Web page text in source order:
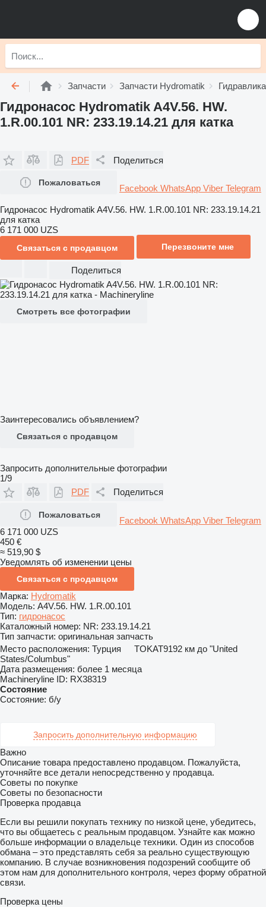
Запчасти Запчасти Hydromatik
Гидронасос Hydromatik A4V.56. HW.
1.R.00.101 NR: 233.19.14.21 для катка
PDF Поделиться
Пожаловаться
Facebook WhatsApp Viber Telegram
Гидронасос Hydromatik A4V.56. HW. 1.R.00.101 NR: 233.19.14.21
для катка
6 171 000 UZS
Связаться с продавцом Перезвоните мне
Поделиться
Смотреть все фотографии
Заинтересовались объявлением?
Связаться с продавцом
Запросить дополнительные фотографии
1/9
PDF
Поделиться
Пожаловаться
Facebook WhatsApp Viber Telegram
6 171 000 UZS
450 €
≈ 519,90 $
Уведомлять об изменении цены
Связаться с продавцом
Марка: Hydromatik
Модель: A4V.56. HW. 1.R.00.101
Тип: гидронасос
Каталожный номер: NR: 233.19.14.21
Тип запчасти: оригинальная запчасть
Место расположения: Турция TOKAT9192 км до "United
States/Columbus"
Дата размещения: более 1 месяца
Machineryline ID: RX38319
Состояние
Состояние: б/у
Запросить дополнительную информацию
Важно
Описание товара предоставлено продавцом. Пожалуйста,
уточняйте все детали непосредственно у продавца.
Советы по покупке
Советы по безопасности
Проверка продавца
Если вы решили покупать технику по низкой цене, убедитесь,
что вы общаетесь с реальным продавцом. Узнайте как можно
больше информации о владельце техники. Один из способов
обмана – это представлять себя за реально существующую
компанию. В случае возникновения подозрений сообщите об
этом нам для дополнительного контроля, через форму обратной
связи.
Проверка цены